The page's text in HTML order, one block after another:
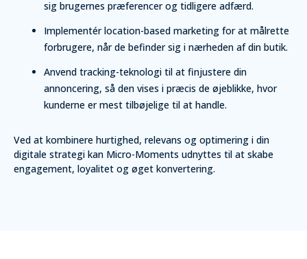
sig brugernes præferencer og tidligere adfærd.
Implementér location-based marketing for at målrette
forbrugere, når de befinder sig i nærheden af din butik.
Anvend tracking-teknologi til at finjustere din
annoncering, så den vises i præcis de øjeblikke, hvor
kunderne er mest tilbøjelige til at handle.
Ved at kombinere hurtighed, relevans og optimering i din
digitale strategi kan Micro-Moments udnyttes til at skabe
engagement, loyalitet og øget konvertering.